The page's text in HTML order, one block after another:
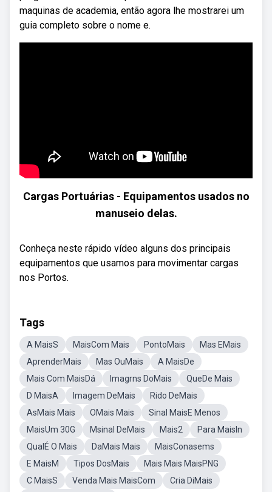
maquinas de academia, então agora lhe mostrarei um
guia completo sobre o nome e.
Cargas Portuárias - Equipamentos usados no
manuseio delas.
Conheça neste rápido vídeo alguns dos principais
equipamentos que usamos para movimentar cargas
nos Portos.
Tags
A MaisS MaisCom Mais PontoMais
Mas EMais
AprenderMais
Mas OuMais
A MaisDe
Mais Com MaisDá
Imagrns DoMais
QueDe Mais
D MaisA
Imagem DeMais
Rido DeMais
AsMais Mais
OMais Mais
Sinal MaisE Menos
MaisUm 30G
Msinal DeMais Mais2
Para MaisIn
QualÉ O Mais
DaMais Mais
MaisConasems
E MaisM
Tipos DosMais
Mais Mais MaisPNG
C MaisS
Venda Mais MaisCom
Cria DiMais